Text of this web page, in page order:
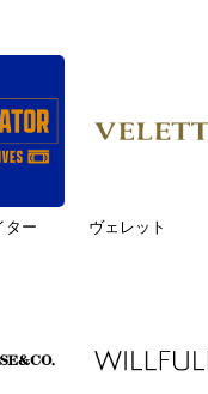
ター ヴェレット